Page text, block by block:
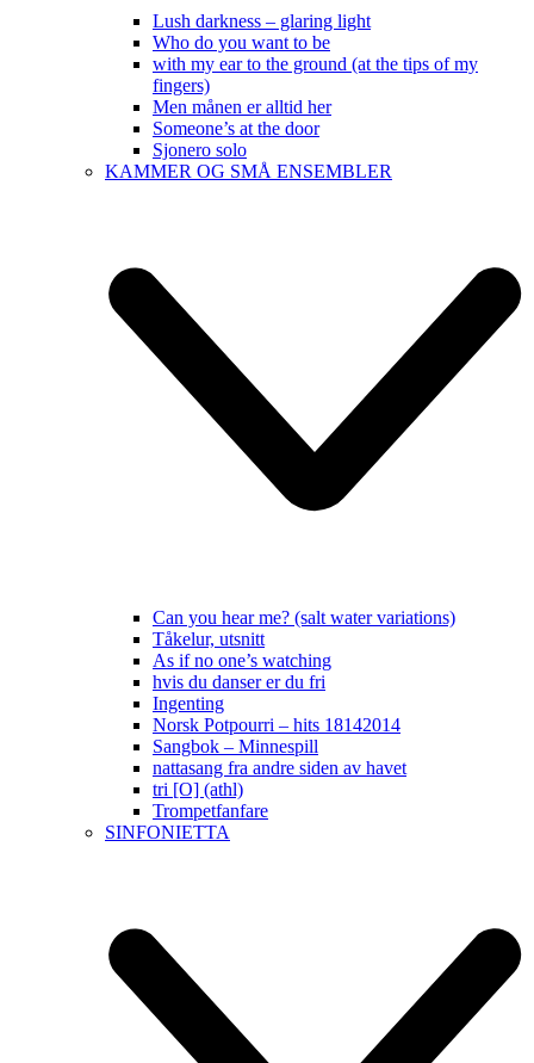
Lush darkness – glaring light
Who do you want to be
with my ear to the ground (at the tips of my
fingers)
Men månen er alltid her
Someone’s at the door
Sjonero solo
KAMMER OG SMÅ ENSEMBLER
Can you hear me? (salt water variations)
Tåkelur, utsnitt
As if no one’s watching
hvis du danser er du fri
Ingenting
Norsk Potpourri – hits 18142014
Sangbok – Minnespill
nattasang fra andre siden av havet
tri [O] (athl)
Trompetfanfare
SINFONIETTA